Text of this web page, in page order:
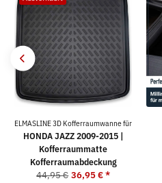
ELMASLINE 3D Kofferraumwanne für
HONDA JAZZ 2009-2015 |
Kofferraummatte
Kofferraumabdeckung
44,95 € 36,95 €*